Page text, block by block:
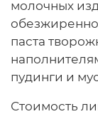
молочных
паста
пудинги и
Стоимость